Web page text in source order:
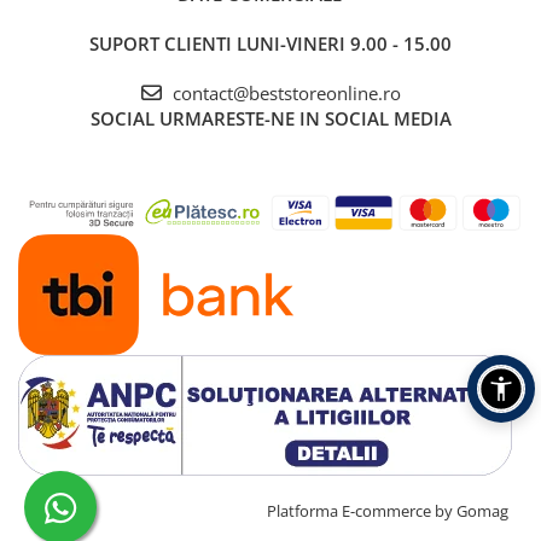
Pregatit de la bun inceput
Daca esti una dintre persoanele intotdeauna pregatite pentru
orice, avem o veste excelenta: si castile tale sunt la fel. Cu modul
mono, poti folosi oricare dintre casti in timp ce o lasi pe cealalta la
incarcat, bucurandu-te astfel de o baterie care nu se descarca
niciodata.
Indiferent ce planuri ai pentru azi, castile sunt mereu
pregatite.
SUPORT CLIENTI LUNI-VINERI 9.00 - 15.00
contact@beststoreonline.ro
SOCIAL URMARESTE-NE IN SOCIAL MEDIA
Creat cu ❤ și cu 🧠 de TrifanDan.ro Platforma E-commerce by Gomag